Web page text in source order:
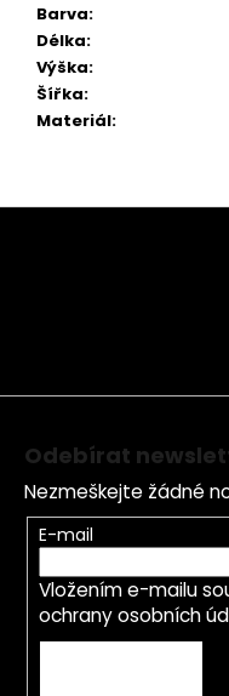
Barva:
Délka:
Výška:
Šířka:
Materiál:
Z
Odebírat
Nezmeškejte žádné
E-mail
Vložením e-mailu
ochrany osobních